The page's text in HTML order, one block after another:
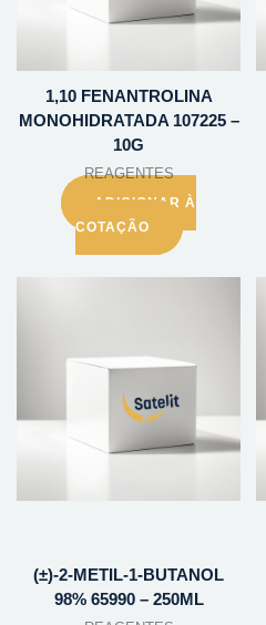
1,10 FENANTROLINA
MONOHIDRATADA 107225 –
10G
REAGENTES
ADICIONAR À
COTAÇÃO
(±)-2-METIL-1-BUTANOL
98% 65990 – 250ML